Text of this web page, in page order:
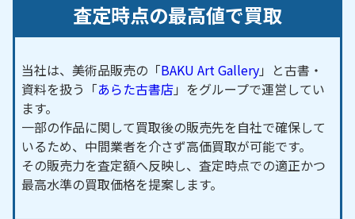
査定時点の最高値で買取
当社は、美術品販売の「BAKU Art Gallery」と古書・
資料を扱う「あらた古書店」をグループで運営してい
ます。
一部の作品に関して買取後の販売先を自社で確保して
いるため、中間業者を介さず高価買取が可能です。
その販売力を査定額へ反映し、査定時点での適正かつ
最高水準の買取価格を提案します。